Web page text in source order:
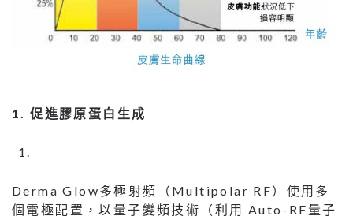
1. 促進膠原蛋白生成
Derma Glow多極射頻（Multipolar RF）使用多
個電極配置，以量子變頻技術（利用 Auto-RF量子